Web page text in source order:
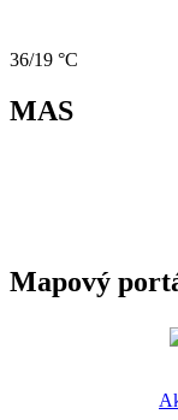
36/19 °C
MAS
Mapový